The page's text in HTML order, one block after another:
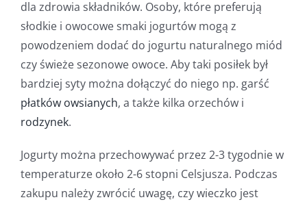
dla zdrowia składników. Osoby, które preferują
słodkie i owocowe smaki jogurtów mogą z
powodzeniem dodać do jogurtu naturalnego miód
czy świeże sezonowe owoce. Aby taki posiłek był
bardziej syty można dołączyć do niego np. garść
płatków owsianych, a także kilka orzechów i
rodzynek.
Jogurty można przechowywać przez 2-3 tygodnie w
temperaturze około 2-6 stopni Celsjusza. Podczas
zakupu należy zwrócić uwagę, czy wieczko jest